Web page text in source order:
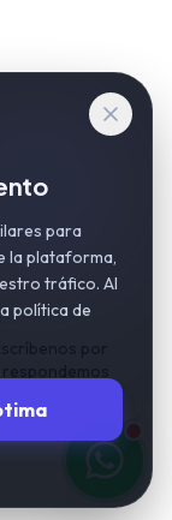
para
la plataforma,
tráfico. Al
política de